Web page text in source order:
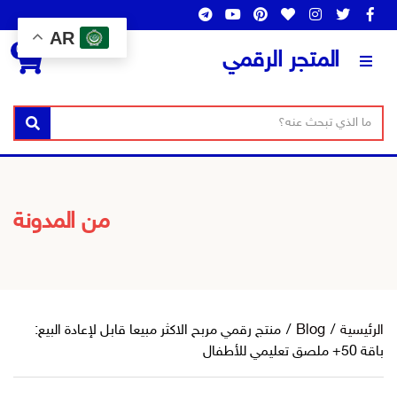
المتجر الرقمي
س
ف
ص
ا
بحث
0
من المدونة
الرئيسية /
Blog
/ منتج رقمي مربح الاكثر مبيعا قابل لإعادة البيع:
باقة 50+ ملصق تعليمي للأطفال
AR